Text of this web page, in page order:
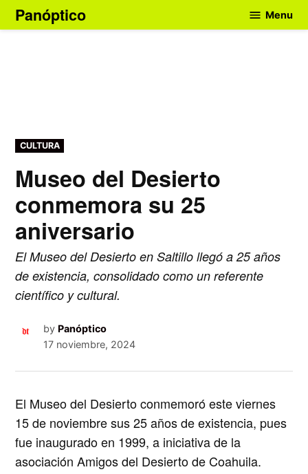
Skip
to
Panóptico Menu
POSTED
IN
CULTURA
Museo del Desierto
conmemora su 25
aniversario
El Museo del Desierto en Saltillo llegó a 25 años
de existencia, consolidado como un referente
científico y cultural.
by Panóptico
17 noviembre, 2024
El Museo del Desierto conmemoró este viernes
15 de noviembre sus 25 años de existencia, pues
fue inaugurado en 1999, a iniciativa de la
asociación Amigos del Desierto de Coahuila.